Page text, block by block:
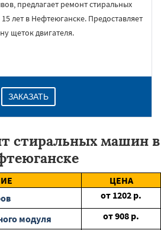
предлагает ремонт стиральных
лет в Нефтеюганске. Предоставляет
щеток двигателя.
ЗАКАЗАТЬ
стиральных машин в
ЦЕНА
от 1202 р.
модуля
от908 р.